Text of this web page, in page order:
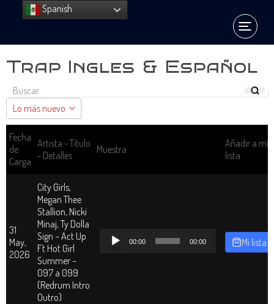
Trap Ingles & Español
Lo más nuevo
Lo más nuevo
Ordenar A - Z
Fecha
de
Carga
Artista - Título
- Detalles
Muestra
Añadir a mi
lista
31
May,
2026
City Girls,
Megan Thee
Stallion, Nicki
Minaj, Ty Dolla
Sign – Act Up
Ft Hot Girl
Summer –
097 a 099
(Redrum Intro
Outro)
Reproductor
00:00 00:00 Mi lista
Spanish